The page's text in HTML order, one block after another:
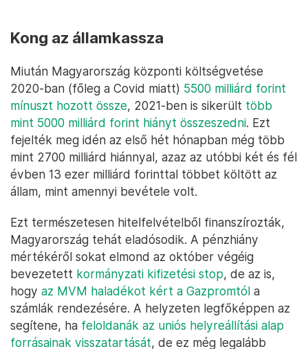
Kong az államkassza
Miután Magyarország központi költségvetése
2020-ban (főleg a Covid miatt) 5500 milliárd forint
mínuszt hozott össze, 2021-ben is sikerült több
mint 5000 milliárd forint hiányt összeszedni. Ezt
fejelték meg idén az első hét hónapban még több
mint 2700 milliárd hiánnyal, azaz az utóbbi két és fél
évben 13 ezer milliárd forinttal többet költött az
állam, mint amennyi bevétele volt.
Ezt természetesen hitelfelvételből finanszírozták,
Magyarország tehát eladósodik. A pénzhiány
mértékéről sokat elmond az október végéig
bevezetett kormányzati kifizetési stop, de az is,
hogy az MVM haladékot kért a Gazpromtól a
számlák rendezésére. A helyzeten legfőképpen az
segítene, ha feloldanák az uniós helyreállítási alap
forrásainak visszatartását, de ez még legalább